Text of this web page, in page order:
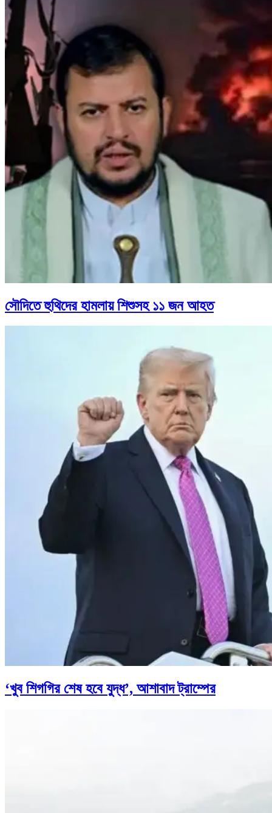
সৌদিতে হুথিদের হামলায় শিশুসহ ১১ জন আহত
‘খুব শিগগির শেষ হবে যুদ্ধ’, আশাবাদ ট্রাম্পের